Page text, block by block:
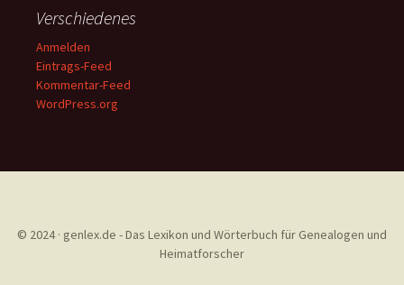
Verschiedenes
Anmelden
Eintrags-Feed
Kommentar-Feed
WordPress.org
© 2024 · genlex.de - Das Lexikon und Wörterbuch für Genealogen und
Heimatforscher